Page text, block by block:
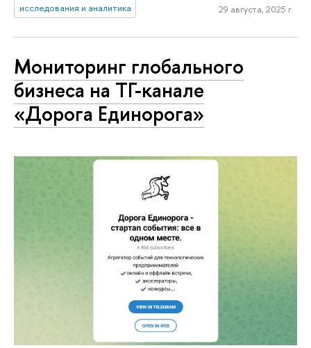
исследования и аналитика 29 августа, 2025 г.
Мониторинг глобального
бизнеса на ТГ-канале
«Дорога Единорога»